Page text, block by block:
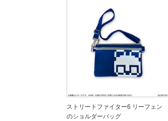
ストリートファイター6 リーフェン
のショルダーバッグ